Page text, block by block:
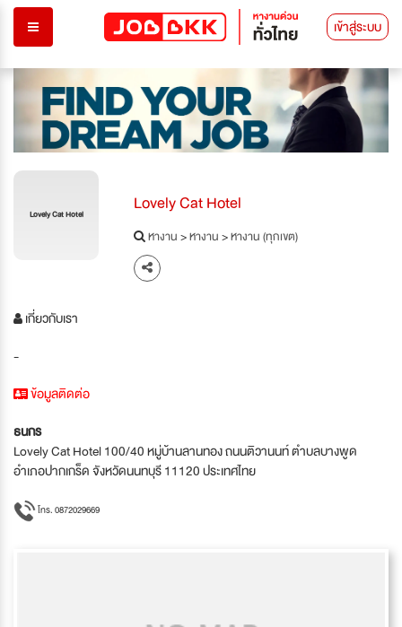
เข้าสู่ระบบ
Lovely Cat Hotel Lovely Cat Hotel
หางาน>หางาน>หางาน (ทุกเขต)
เกี่ยวกับเรา
-
ข้อมูลติดต่อ
ธนกร
Lovely Cat Hotel 100/40 หมู่บ้านลานทอง ถนนติวานนท์ ตำบลบางพูด
อำเภอปากเกร็ด จังหวัดนนทบุรี 11120 ประเทศไทย
โทร. 0872029669